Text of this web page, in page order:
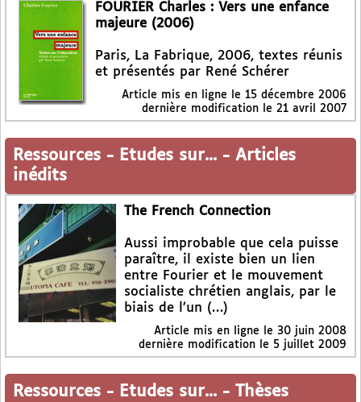
FOURIER Charles : Vers une enfance
majeure (2006)
Paris, La Fabrique, 2006, textes réunis
et présentés par René Schérer
Article mis en ligne le 15 décembre 2006
dernière modification le 21 avril 2007
Ressources - Etudes sur... - Articles
inédits
The French Connection
Aussi improbable que cela puisse
paraître, il existe bien un lien
entre Fourier et le mouvement
socialiste chrétien anglais, par le
biais de l’un (…)
Article mis en ligne le 30 juin 2008
dernière modification le 5 juillet 2009
Ressources - Etudes sur... - Thèses